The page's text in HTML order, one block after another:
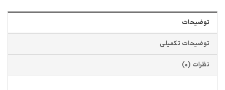
توضیحات
توضیحات تکمیلی
نظرات (0)